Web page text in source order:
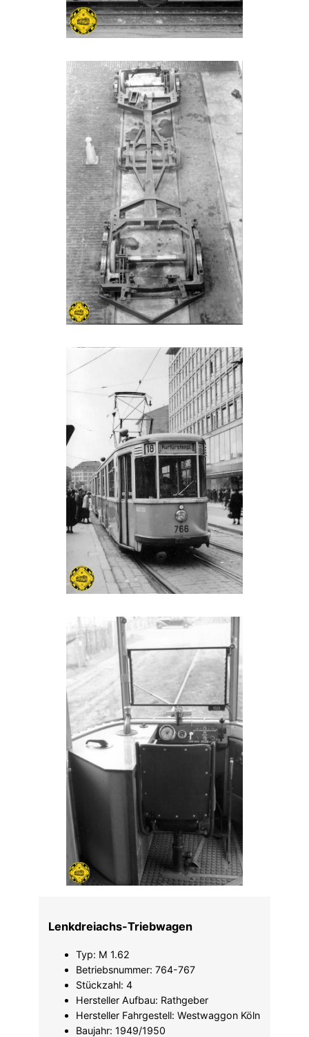
Lenkdreiachs-Triebwagen
Typ: M 1.62
Betriebsnummer: 764-767
Stückzahl: 4
Hersteller Aufbau: Rathgeber
Hersteller Fahrgestell: Westwaggon Köln
Baujahr: 1949/1950